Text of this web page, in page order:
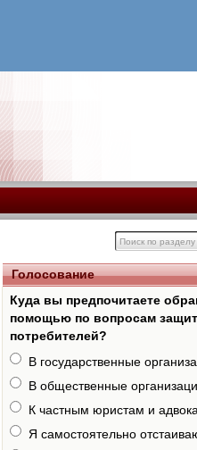
Голосование
Куда вы предпочитаете
помощью по вопросам
потребителей?
В государственные
В общественные
К частным юристам и
Я самостоятельно